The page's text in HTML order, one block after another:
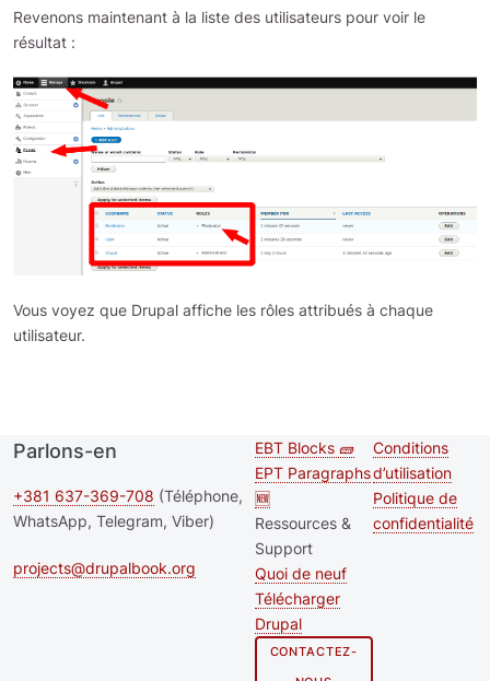
Revenons maintenant à la liste des utilisateurs pour voir le
résultat :
Vous voyez que Drupal affiche les rôles attribués à chaque
utilisateur.
Parlons-en
+381 637-369-708 (Téléphone,
WhatsApp, Telegram, Viber)
projects@drupalbook.org
Second
footer
menu
EBT Blocks 🧱
EPT Paragraphs
🆕
Ressources &
Support
Quoi de neuf
Télécharger
Drupal
CONTACTEZ-
Footer
Conditions
d’utilisation
Politique de
confidentialité